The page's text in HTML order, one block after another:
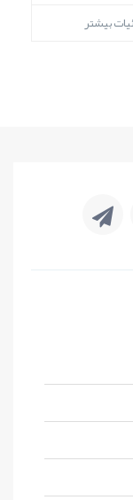
بیشتر